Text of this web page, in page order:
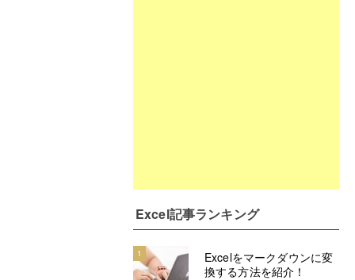
Excel記事ランキング
1
Excelをマークダウンに変
換する方法を紹介！